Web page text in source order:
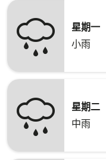
星期一
小雨
星期二
中雨